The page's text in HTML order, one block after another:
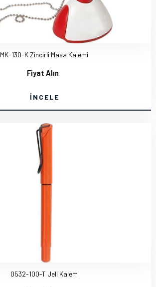
MK-130-K Zincirli Masa Kalemi
Fiyat Alın
İNCELE
0532-100-T Jell Kalem